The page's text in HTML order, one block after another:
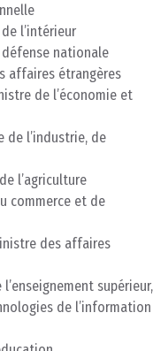
l’intérieur
défense nationale
affaires étrangères
de l’économie et
de l’industrie, de
l’agriculture
commerce et de
des affaires
supérieur,
de l’information